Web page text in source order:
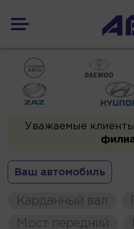
Уважаемые
Ваш автомобиль
Карданный вал
Мост передний